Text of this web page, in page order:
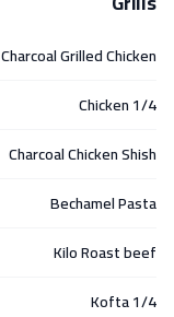
Charcoal Grilled Chicken
1/4 Chicken
Charcoal Chicken Shish
Bechamel Pasta
Kilo Roast beef
1/4 Kofta